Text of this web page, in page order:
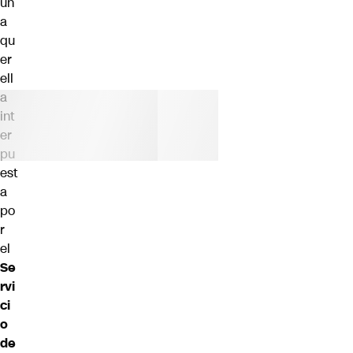
a
qu
er
ell
a
int
er
pu
est
a
po
r
el
Se
rvi
ci
o
de